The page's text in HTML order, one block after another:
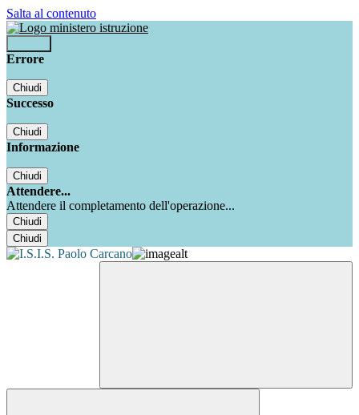
Salta al contenuto
Errore
Chiudi
Successo
Chiudi
Informazione
Chiudi
Attendere...
Attendere il completamento dell'operazione...
Chiudi
Chiudi